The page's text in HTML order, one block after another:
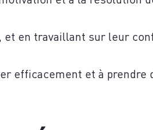
en travaillant sur leur
efficacement et à prendre